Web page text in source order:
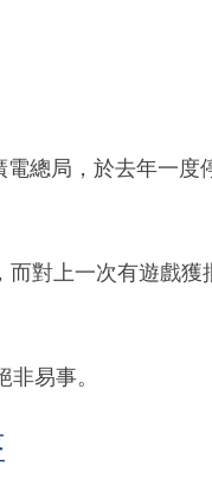
總局，於去年一度
對上一次有遊戲獲
易事。